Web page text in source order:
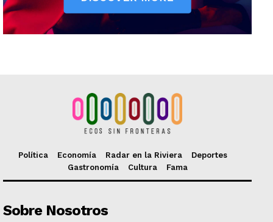
Política Economía Radar en la Riviera
Deportes
Gastronomía
Cultura Fama
Sobre Nosotros